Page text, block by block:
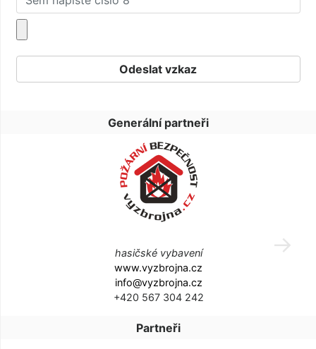
Generální partneři
hasičské vybavení
www.vyzbrojna.cz
info@vyzbrojna.cz
+420 567 304 242
Partneři